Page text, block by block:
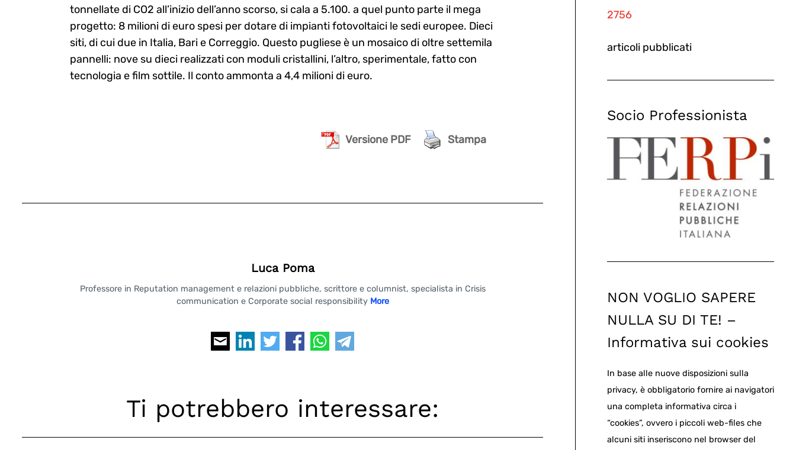
tonnellate di CO2 all’inizio dell’anno scorso, si cala a 5.100. a quel punto parte il mega
progetto: 8 milioni di euro spesi per dotare di impianti fotovoltaici le sedi europee. Dieci
siti, di cui due in Italia, Bari e Correggio. Questo pugliese è un mosaico di oltre settemila
pannelli: nove su dieci realizzati con moduli cristallini, l’altro, sperimentale, fatto con
tecnologia e film sottile. Il conto ammonta a 4,4 milioni di euro.
Versione PDF Stampa
Luca Poma
Professore in Reputation management e relazioni pubbliche, scrittore e columnist, specialista in Crisis
communication e Corporate social responsibility More
Ti potrebbero interessare:
2756
articoli pubblicati
Socio Professionista
NON VOGLIO SAPERE
NULLA SU DI TE! –
Informativa sui cookies
In base alle nuove disposizioni sulla
privacy, è obbligatorio fornire ai navigatori
una completa informativa circa i
“cookies”, ovvero i piccoli web-files che
alcuni siti inseriscono nel browser del